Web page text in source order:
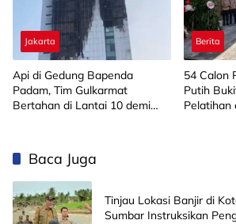
Jakarta
Api di Gedung Bapenda
Padam, Tim Gulkarmat
Bertahan di Lantai 10 demi
Berita
‎54 Calon
Putih
Pelatihan
Baca Juga
Tinjau Lokasi Banjir di
Sumbar Instruksikan